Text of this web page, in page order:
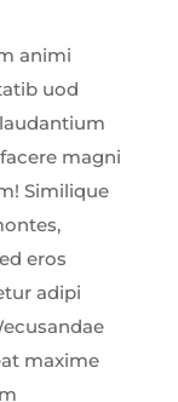
animi
uod
magni
Similique
eros
adipi
maxime